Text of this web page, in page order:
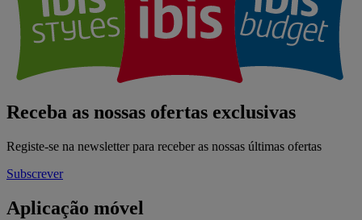
Receba as nossas ofertas exclusivas
Registe-se na newsletter para receber as nossas últimas ofertas
Subscrever
Aplicação móvel